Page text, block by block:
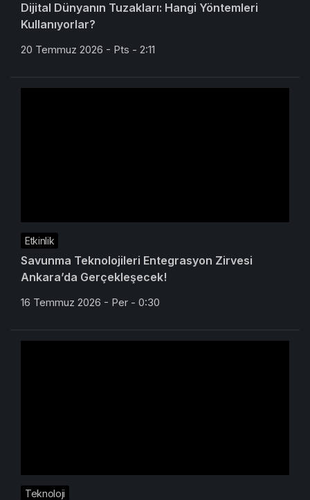
Dijital Dünyanın Tuzakları: Hangi Yöntemleri
Kullanıyorlar?
20 Temmuz 2026 - Pts - 2:11
Etkinlik
Savunma Teknolojileri Entegrasyon Zirvesi
Ankara’da Gerçekleşecek!
16 Temmuz 2026 - Per - 0:30
Teknoloji